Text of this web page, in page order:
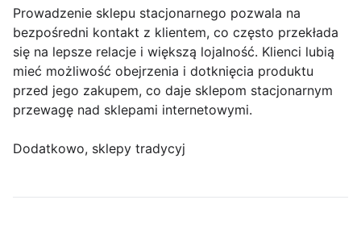
Prowadzenie sklepu stacjonarnego pozwala na
bezpośredni kontakt z klientem, co często przekłada
się na lepsze relacje i większą lojalność. Klienci lubią
mieć możliwość obejrzenia i dotknięcia produktu
przed jego zakupem, co daje sklepom stacjonarnym
przewagę nad sklepami internetowymi.
Dodatkowo, sklepy tradycyj